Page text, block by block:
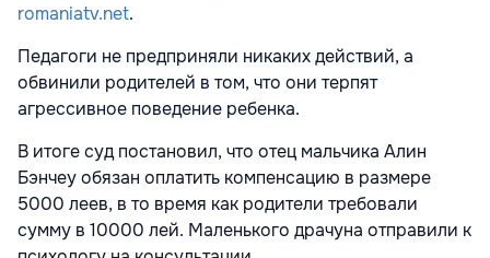
romaniatv.net.
Педагоги не предприняли никаких действий, а
обвинили родителей в том, что они терпят
агрессивное поведение ребенка.
В итоге суд постановил, что отец мальчика Алин
Бэнчеу обязан оплатить компенсацию в размере
5000 леев, в то время как родители требовали
сумму в 10000 лей. Маленького драчуна отправили к